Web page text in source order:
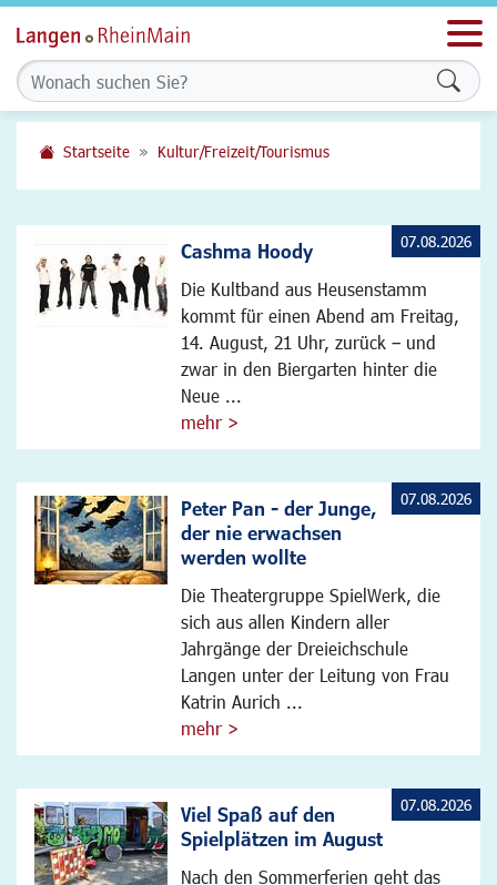
Startseite Kultur/Freizeit/Tourismus
Cashma Hoody
Die Kultband aus Heusenstamm
kommt für einen Abend am Freitag,
14. August, 21 Uhr, zurück – und
zwar in den Biergarten hinter die
Neue ...
mehr >
07.08.2026
Peter Pan - der Junge,
der nie erwachsen
werden wollte
Die Theatergruppe SpielWerk, die
sich aus allen Kindern aller
Jahrgänge der Dreieichschule
Langen unter der Leitung von Frau
Katrin Aurich ...
mehr >
07.08.2026
Viel Spaß auf den
Spielplätzen im August
Nach den Sommerferien geht das
07.08.2026